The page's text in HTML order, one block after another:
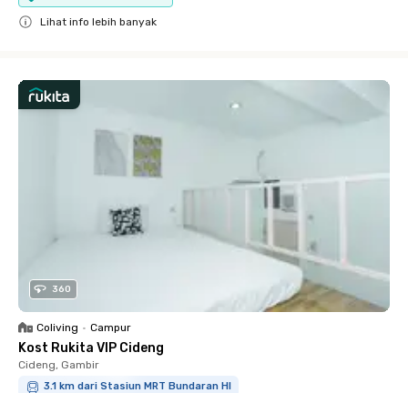
Lihat info lebih banyak
360
Coliving • Campur
Kost Rukita VIP Cideng
Cideng, Gambir
3.1 km dari Stasiun MRT Bundaran HI